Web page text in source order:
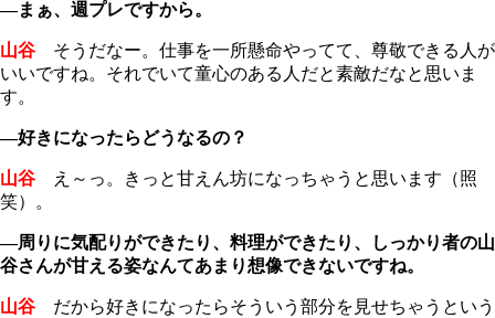
―まぁ、週プレですから。
山谷 そうだなー。仕事を一所懸命やってて、尊敬できる人が
いいですね。それでいて童心のある人だと素敵だなと思いま
す。
―好きになったらどうなるの？
山谷 え～っ。きっと甘えん坊になっちゃうと思います（照
笑）。
―周りに気配りができたり、料理ができたり、しっかり者の山
谷さんが甘える姿なんてあまり想像できないですね。
山谷 だから好きになったらそういう部分を見せちゃうという